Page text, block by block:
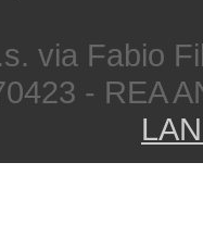
via Fabio
- REA